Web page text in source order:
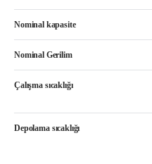
Nominal kapasite
Nominal Gerilim
Çalışma sıcaklığı
Depolama sıcaklığı